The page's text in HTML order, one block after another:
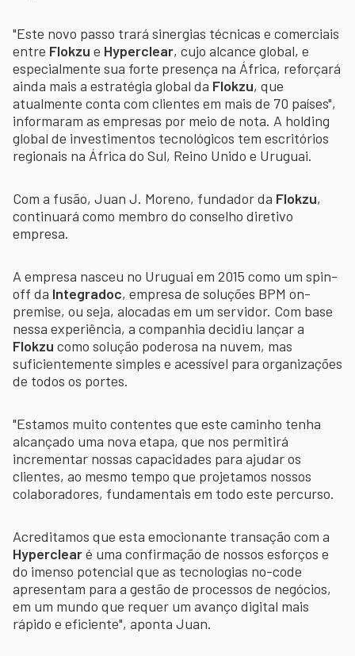
"Este novo passo trará sinergias técnicas e comerciais
entre Flokzu e Hyperclear, cujo alcance global, e
especialmente sua forte presença na África, reforçará
ainda mais a estratégia global da Flokzu, que
atualmente conta com clientes em mais de 70 países",
informaram as empresas por meio de nota. A holding
global de investimentos tecnológicos tem escritórios
regionais na África do Sul, Reino Unido e Uruguai.
Com a fusão, Juan J. Moreno, fundador da Flokzu,
continuará como membro do conselho diretivo
empresa.
A empresa nasceu no Uruguai em 2015 como um spin-
off da Integradoc, empresa de soluções BPM on-
premise, ou seja, alocadas em um servidor. Com base
nessa experiência, a companhia decidiu lançar a
Flokzu como solução poderosa na nuvem, mas
suficientemente simples e acessível para organizações
de todos os portes.
"Estamos muito contentes que este caminho tenha
alcançado uma nova etapa, que nos permitirá
incrementar nossas capacidades para ajudar os
clientes, ao mesmo tempo que projetamos nossos
colaboradores, fundamentais em todo este percurso.
Acreditamos que esta emocionante transação com a
Hyperclearé uma confirmação de nossos esforços e
do imenso potencial que as tecnologias no-code
apresentam para a gestão de processos de negócios,
em um mundo que requer um avanço digital mais
rápido e eficiente", aponta Juan.